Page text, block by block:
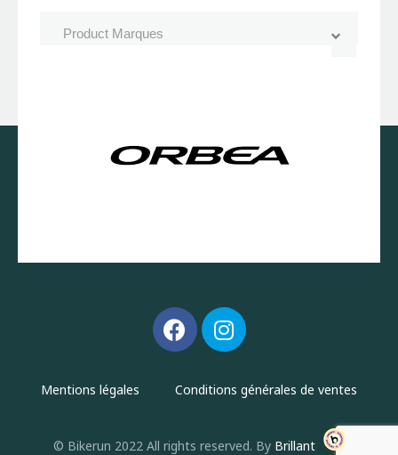
Mentions légales Conditions générales de ventes
© Bikerun 2022 All rights reserved. By Brillant